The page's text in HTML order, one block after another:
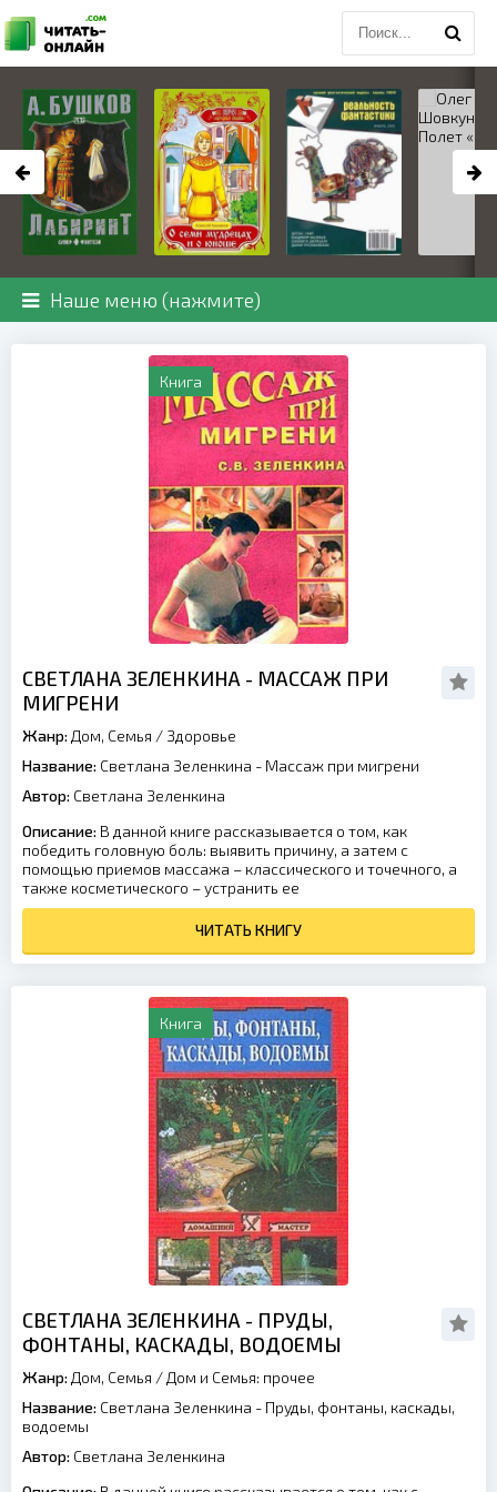
Наше меню (нажмите)
Книга
СВЕТЛАНА ЗЕЛЕНКИНА - МАССАЖ ПРИ
МИГРЕНИ
Жанр: Дом, Семья / Здоровье
Название: Светлана Зеленкина - Массаж при мигрени
Автор: Светлана Зеленкина
Описание: В данной книге рассказывается о том, как
победить головную боль: выявить причину, а затем с
помощью приемов массажа – классического и точечного, а
также косметического – устранить ее
ЧИТАТЬ КНИГУ
Книга
СВЕТЛАНА ЗЕЛЕНКИНА - ПРУДЫ,
ФОНТАНЫ, КАСКАДЫ, ВОДОЕМЫ
Жанр: Дом, Семья / Дом и Семья: прочее
Название: Светлана Зеленкина - Пруды, фонтаны, каскады,
водоемы
Автор: Светлана Зеленкина